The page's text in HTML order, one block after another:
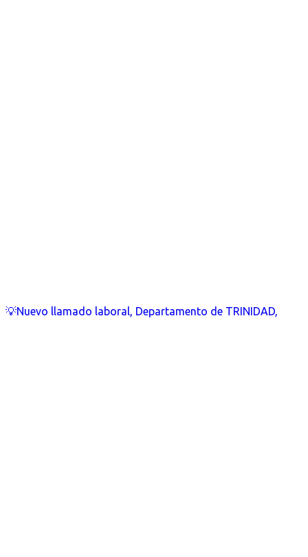
💡Nuevo llamado laboral, Departamento de TRINIDAD,